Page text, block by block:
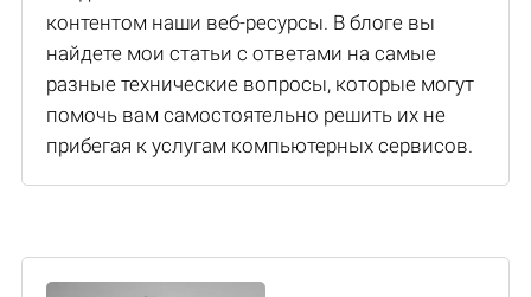
контентом наши веб-ресурсы. В блоге вы
найдете мои статьи с ответами на самые
разные технические вопросы, которые могут
помочь вам самостоятельно решить их не
прибегая к услугам компьютерных сервисов.